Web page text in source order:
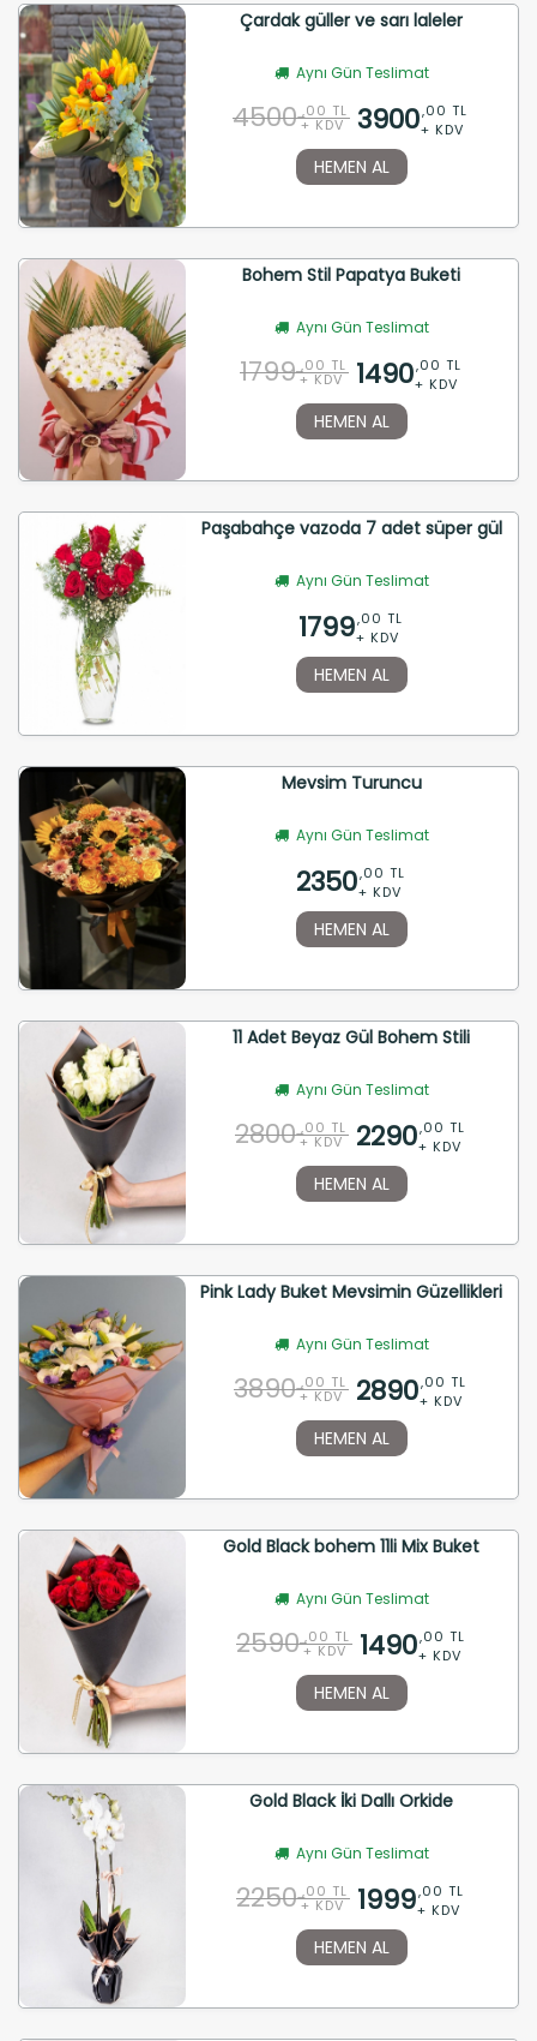
Çardak güller ve sarı laleler
Aynı Gün Teslimat
4500 ,00 TL
+ KDV 3900,00 TL
+ KDV
HEMEN AL
Bohem Stil Papatya Buketi
Aynı Gün Teslimat
1799 ,00 TL
+ KDV 1490,00 TL
+ KDV
HEMEN AL
Paşabahçe vazoda 7 adet süper gül
Aynı Gün Teslimat
1799,00 TL
+ KDV
HEMEN AL
Mevsim Turuncu
Aynı Gün Teslimat
2350,00 TL
+ KDV
HEMEN AL
11 Adet Beyaz Gül Bohem Stili
Aynı Gün Teslimat
2800 ,00 TL
+ KDV 2290,00 TL
+ KDV
HEMEN AL
Pink Lady Buket Mevsimin Güzellikleri
Aynı Gün Teslimat
3890 ,00 TL
+ KDV 2890,00 TL
+ KDV
HEMEN AL
Gold Black bohem 11li Mix Buket
Aynı Gün Teslimat
2590 ,00 TL
+ KDV 1490,00 TL
+ KDV
HEMEN AL
Gold Black İki Dallı Orkide
Aynı Gün Teslimat
2250 ,00 TL
+ KDV 1999,00 TL
+ KDV
HEMEN AL